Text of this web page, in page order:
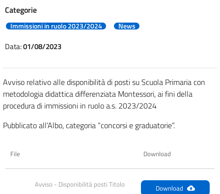
Categorie
Immissioni in ruolo 2023/2024 News
Data:01/08/2023
Avviso relativo alle disponibilità di posti su Scuola Primaria con
metodologia didattica differenziata Montessori, ai fini della
procedura di immissioni in ruolo a.s. 2023/2024
Pubblicato all’Albo, categoria “concorsi e graduatorie”.
File Download
Avviso - Disponibilità posti Titolo
Download